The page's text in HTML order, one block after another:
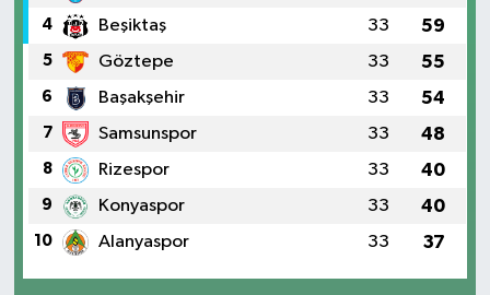
4 Beşiktaş 33 59
5 Göztepe 33 55
6 Başakşehir 33 54
7 Samsunspor 33 48
8 Rizespor 33 40
9 Konyaspor 33 40
10 Alanyaspor 33 37